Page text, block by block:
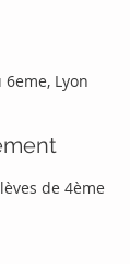
Lyon
de 4ème